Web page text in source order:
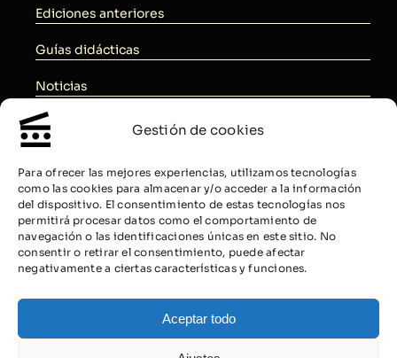
Gestión de cookies
Para ofrecer las mejores experiencias, utilizamos tecnologías
como las cookies para almacenar y/o acceder a la información
del dispositivo. El consentimiento de estas tecnologías nos
permitirá procesar datos como el comportamiento de
navegación o las identificaciones únicas en este sitio. No
consentir o retirar el consentimiento, puede afectar
negativamente a ciertas características y funciones.
Aceptar todo
Ediciones anteriores
Guías didácticas
Noticias
Sedes
Contáctanos
Aviso Legal
Política de Privacidad RGPD
Política de Cookies